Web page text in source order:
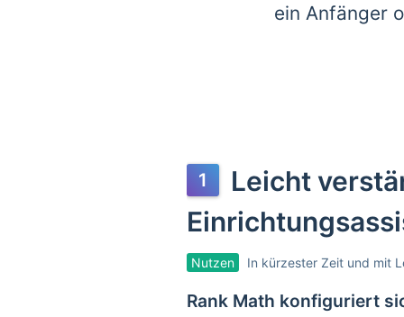
ein Anfänger
Leicht
Nutzen In kürzester Zeit und mit
Rank Math konfiguriert